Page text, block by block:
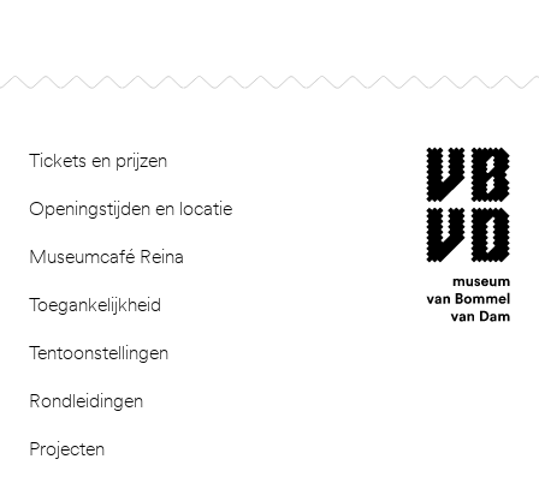
Tickets en prijzen
Openingstijden en locatie
Museumcafé Reina
Toegankelijkheid
Tentoonstellingen
Rondleidingen
Projecten
museum van